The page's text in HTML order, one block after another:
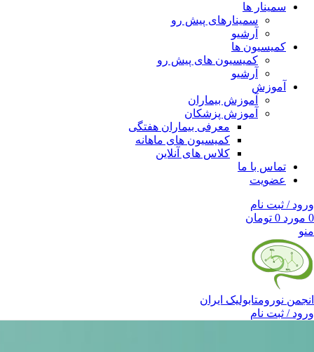
سمینار ها
سمینارهای پیش رو
آرشیو
کمیسیون ها
کمیسیون های پیش رو
آرشیو
آموزش
آموزش بیماران
آموزش پزشکان
معرفی بیماران هفتگی
کمیسیون های ماهانه
کلاس های آنلاین
تماس با ما
عضویت
ورود / ثبت نام
0 مورد 0 تومان
منو
انجمن نورومتابولیک ایران
ورود / ثبت نام